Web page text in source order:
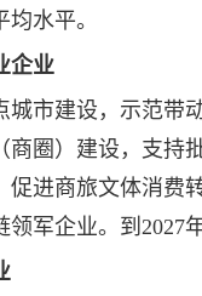
水平。
企业
市建设，示范带
圈）建设，支持
进商旅文体消费
军企业。到